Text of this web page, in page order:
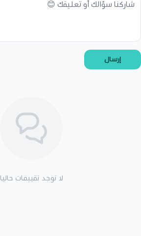
إرسال
لا توجد تقييمات حاليا